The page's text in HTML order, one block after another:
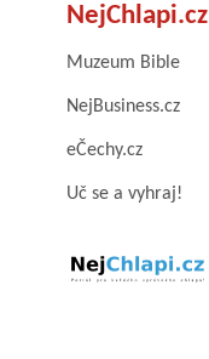
NejChlapi.cz
Muzeum Bible
NejBusiness.cz
eČechy.cz
Uč se a vyhraj!